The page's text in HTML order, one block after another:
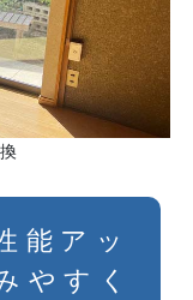
能アッ
やすく